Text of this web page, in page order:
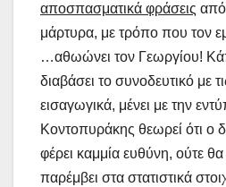
αποσπασματικά φράσεις από
μάρτυρα, με τρόπο που τον
…αθωώνει τον Γεωργίου!
διαβάσει το συνοδευτικό με
εισαγωγικά, μένει με την
Κοντοπυράκης θεωρεί ότι ο
φέρει καμμία ευθύνη, ούτε
παρέμβει στα στατιστικά